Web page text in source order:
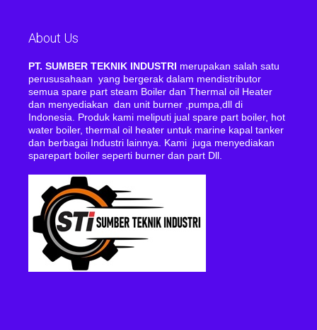
About Us
PT. SUMBER TEKNIK INDUSTRI merupakan salah satu
perususahaan yang bergerak dalam mendistributor
semua spare part steam Boiler dan Thermal oil Heater
dan menyediakan dan unit burner ,pumpa,dll di
Indonesia. Produk kami meliputi jual spare part boiler, hot
water boiler, thermal oil heater untuk marine kapal tanker
dan berbagai Industri lainnya. Kami juga menyediakan
sparepart boiler seperti burner dan part Dll.